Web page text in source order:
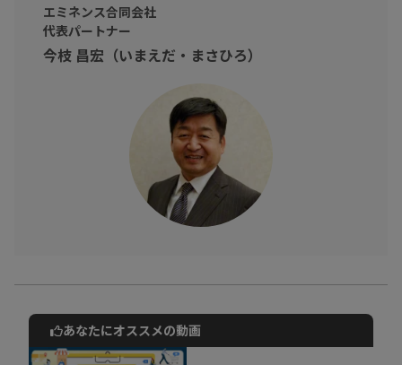
など書籍の内容を厳選してお話しいただきました。
・ビジネスモデルについて学びたい方
・将来、事業を始めようと考えている方
そんなビジネスパーソンに向けて
持続的に企業に超過利益をもたらす「儲けの仕組み=ビジネスモデ
ル」を学び、経営戦略を見抜く目と戦略を策定する力を高めて行
エミネンス合同会社
代表パートナー
今枝 昌宏（いまえだ・まさひろ）
動画でご紹介しているサービスについて
あなたにオススメの動画